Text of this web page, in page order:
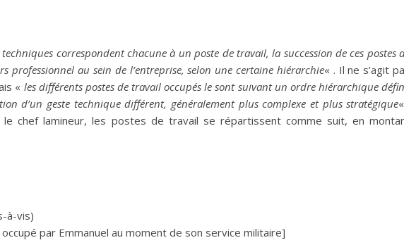
techniques correspondent chacune à un poste de travail, la succession de ces postes
professionnel au sein de l’entreprise, selon une certaine hiérarchie« . Il ne s’agit
« les différents postes de travail occupés le sont suivant un ordre hiérarchique
d’un geste technique différent, généralement plus complexe et plus stratégique
le chef lamineur, les postes de travail se répartissent comme suit, en
à-vis)
par Emmanuel au moment de son service militaire]